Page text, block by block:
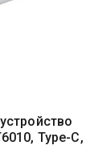
Type-C,